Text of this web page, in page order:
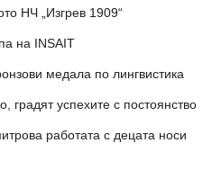
НЧ „Изгрев 1909“
на INSAIT
медала по лингвистика
градят успехите с постоянство
работата с децата носи